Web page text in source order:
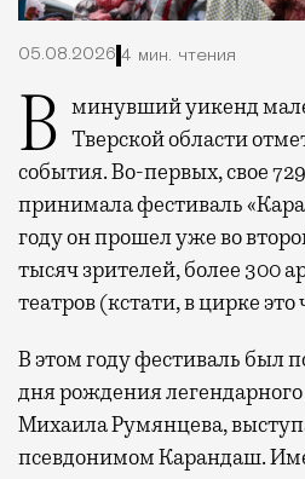
05.08.2026 4 мин. чтения
В минувший уикенд маленькая Старица в Тверской области
события. Во-первых, свое
принимала фестиваль
году он прошел уже во
тысяч зрителей, более 300
театров (кстати, в цирке
В этом году фестиваль был
дня рождения легендарного
Михаила Румянцева,
псевдонимом Карандаш.